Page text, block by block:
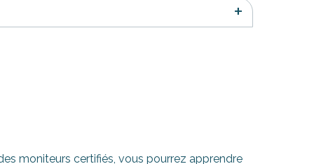
moniteurs certifiés, vous pourrez apprendre